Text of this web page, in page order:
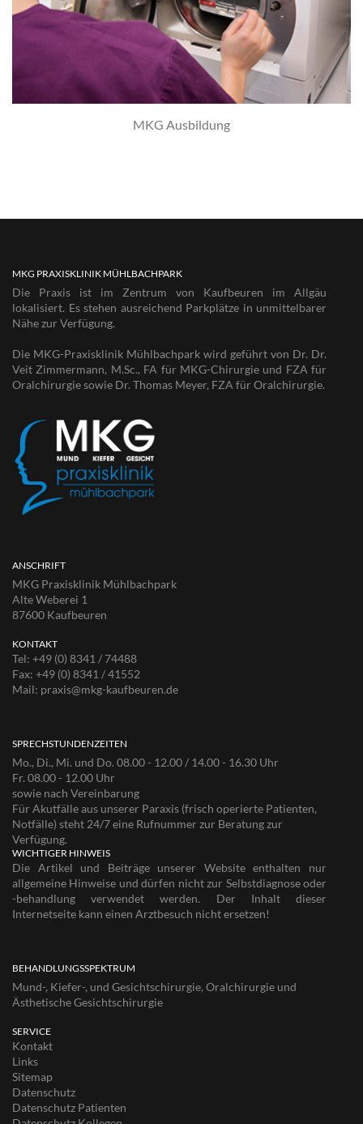
MKG Ausbildung
MKG PRAXISKLINIK MÜHLBACHPARK
Die Praxis ist im Zentrum von Kaufbeuren im Allgäu
lokalisiert. Es stehen ausreichend Parkplätze in unmittelbarer
Nähe zur Verfügung.
Die MKG-Praxisklinik Mühlbachpark wird geführt von Dr. Dr.
Veit Zimmermann, M.Sc., FA für MKG-Chirurgie und FZA für
Oralchirurgie sowie Dr. Thomas Meyer, FZA für Oralchirurgie.
ANSCHRIFT
MKG Praxisklinik Mühlbachpark
Alte Weberei 1
87600 Kaufbeuren
KONTAKT
Tel: +49 (0) 8341 / 74488
Fax: +49 (0) 8341 / 41552
Mail: praxis@mkg-kaufbeuren.de
SPRECHSTUNDENZEITEN
Mo., Di., Mi. und Do. 08.00 - 12.00 / 14.00 - 16.30 Uhr
Fr. 08.00 - 12.00 Uhr
sowie nach Vereinbarung
Für Akutfälle aus unserer Paraxis (frisch operierte Patienten,
Notfälle) steht 24/7 eine Rufnummer zur Beratung zur
Verfügung.
WICHTIGER HINWEIS
Die Artikel und Beiträge unserer Website enthalten nur
allgemeine Hinweise und dürfen nicht zur Selbstdiagnose oder
-behandlung verwendet werden. Der Inhalt dieser
Internetseite kann einen Arztbesuch nicht ersetzen!
BEHANDLUNGSSPEKTRUM
Mund-, Kiefer-, und Gesichtschirurgie, Oralchirurgie und
Ästhetische Gesichtschirurgie
SERVICE
Kontakt
Links
Sitemap
Datenschutz
Datenschutz Patienten